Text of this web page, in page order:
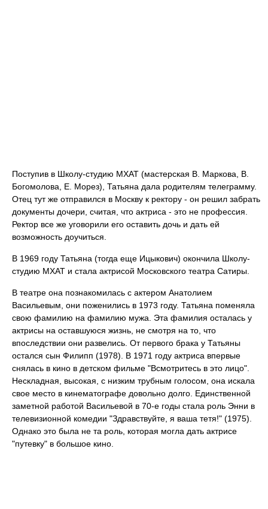
Поступив в Школу-студию МХАТ (мастерская В. Маркова, В.
Богомолова, Е. Морез), Татьяна дала родителям телеграмму.
Отец тут же отправился в Москву к ректору - он решил забрать
документы дочери, считая, что актриса - это не профессия.
Ректор все же уговорили его оставить дочь и дать ей
возможность доучиться.
В 1969 году Татьяна (тогда еще Ицыкович) окончила Школу-
студию МХАТ и стала актрисой Московского театра Сатиры.
В театре она познакомилась с актером Анатолием
Васильевым, они поженились в 1973 году. Татьяна поменяла
свою фамилию на фамилию мужа. Эта фамилия осталась у
актрисы на оставшуюся жизнь, не смотря на то, что
впоследствии они развелись. От первого брака у Татьяны
остался сын Филипп (1978). В 1971 году актриса впервые
снялась в кино в детском фильме "Всмотритесь в это лицо".
Нескладная, высокая, с низким трубным голосом, она искала
свое место в кинематографе довольно долго. Единственной
заметной работой Васильевой в 70-е годы стала роль Энни в
телевизионной комедии "Здравствуйте, я ваша тетя!" (1975).
Однако это была не та роль, которая могла дать актрисе
"путевку" в большое кино.